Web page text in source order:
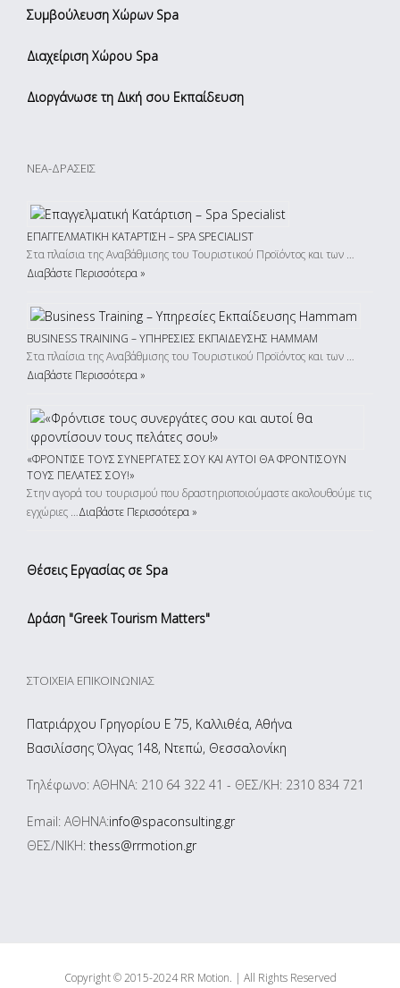
Συμβούλευση Χώρων Spa
Διαχείριση Χώρου Spa
Διοργάνωσε τη Δική σου Εκπαίδευση
ΝΕΑ-ΔΡΑΣΕΙΣ
ΕΠΑΓΓΕΛΜΑΤΙΚΉ ΚΑΤΆΡΤΙΣΗ – SPA SPECIALIST
Στα πλαίσια της Αναβάθμισης του Τουριστικού Προϊόντος και των …
Διαβάστε Περισσότερα »
BUSINESS TRAINING – ΥΠΗΡΕΣΊΕΣ ΕΚΠΑΊΔΕΥΣΗΣ HAMMAM
Στα πλαίσια της Αναβάθμισης του Τουριστικού Προϊόντος και των …
Διαβάστε Περισσότερα »
«ΦΡΌΝΤΙΣΕ ΤΟΥΣ ΣΥΝΕΡΓΆΤΕΣ ΣΟΥ ΚΑΙ ΑΥΤΟΊ ΘΑ ΦΡΟΝΤΊΣΟΥΝ
ΤΟΥΣ ΠΕΛΆΤΕΣ ΣΟΥ!»
Στην αγορά του τουρισμού που δραστηριοποιούμαστε ακολουθούμε τις
εγχώριες …Διαβάστε Περισσότερα »
Θέσεις Εργασίας σε Spa
Δράση "Greek Tourism Matters"
ΣΤΟΙΧΕΊΑ ΕΠΙΚΟΙΝΩΝΊΑΣ
Πατριάρχου Γρηγορίου Ε΄ 75, Καλλιθέα, Αθήνα
Βασιλίσσης Όλγας 148, Ντεπώ, Θεσσαλονίκη
Τηλέφωνο: ΑΘΗΝΑ: 210 64 322 41 - ΘΕΣ/ΚΗ: 2310 834 721
Email: ΑΘΗΝΑ:info@spaconsulting.gr
ΘΕΣ/ΝΙΚΗ: thess@rrmotion.gr
Copyright © 2015-2024 RR Motion. | All Rights Reserved